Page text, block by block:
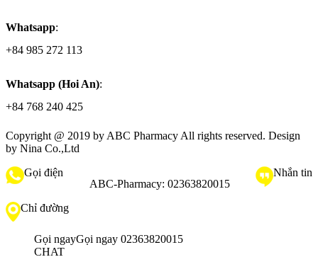
Whatsapp:
+84 985 272 113
Whatsapp (Hoi An):
+84 768 240 425
Copyright @ 2019 by ABC Pharmacy All rights reserved. Design
by Nina Co.,Ltd
Gọi điện
ABC-Pharmacy: 02363820015
Nhắn tin
Chỉ đường
Gọi ngayGọi ngay 02363820015
CHAT